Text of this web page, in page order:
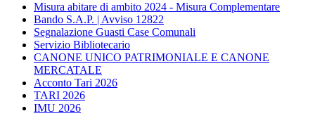
Misura abitare di ambito 2024 - Misura Complementare
Bando S.A.P. | Avviso 12822
Segnalazione Guasti Case Comunali
Servizio Bibliotecario
CANONE UNICO PATRIMONIALE E CANONE
MERCATALE
Acconto Tari 2026
TARI 2026
IMU 2026